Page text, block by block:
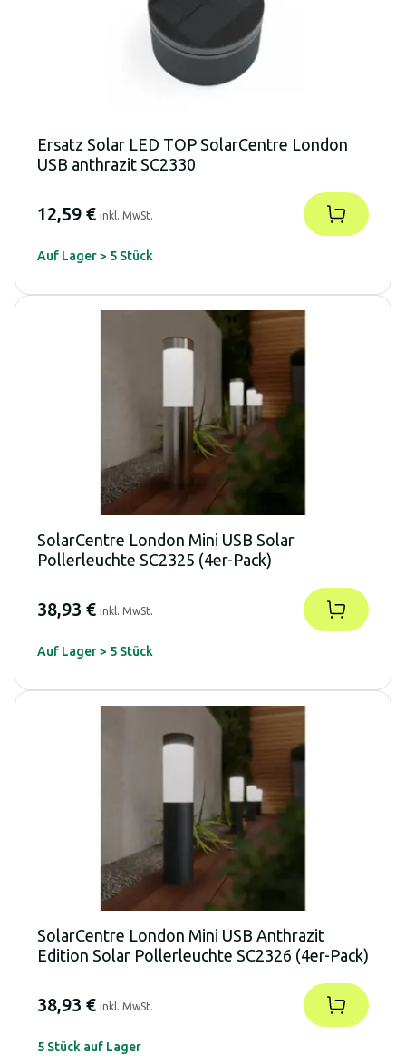
Ersatz Solar LED TOP SolarCentre London
USB anthrazit SC2330
12,59 € inkl. MwSt.
Auf Lager > 5 Stück
SolarCentre London Mini USB Solar
Pollerleuchte SC2325 (4er-Pack)
38,93 € inkl. MwSt.
Auf Lager > 5 Stück
SolarCentre London Mini USB Anthrazit
Edition Solar Pollerleuchte SC2326 (4er-Pack)
38,93 € inkl. MwSt.
5 Stück auf Lager